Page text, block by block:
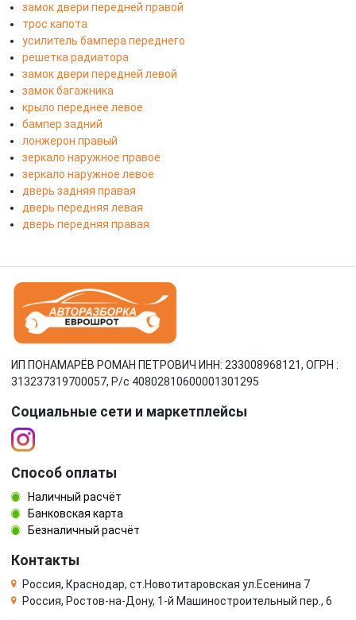
замок двери передней правой
трос капота
усилитель бампера переднего
решетка радиатора
замок двери передней левой
замок багажника
крыло переднее левое
бампер задний
лонжерон правый
зеркало наружное правое
зеркало наружное левое
дверь задняя правая
дверь передняя левая
дверь передняя правая
ИП ПОНАМАРЁВ РОМАН ПЕТРОВИЧ ИНН: 233008968121, ОГРН :
313237319700057, Р/c 40802810600001301295
Социальные сети и маркетплейсы
Способ оплаты
Наличный расчёт
Банковская карта
Безналичный расчёт
Контакты
Россия, Краснодар, ст.Новотитаровская ул.Есенина 7
Россия, Ростов-на-Дону, 1-й Машиностроительный пер., 6